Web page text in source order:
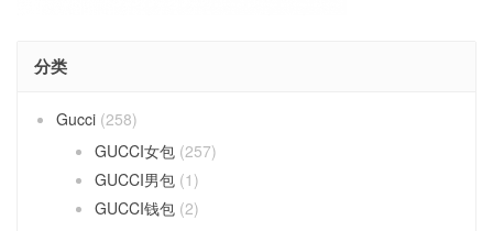
分类
Gucci (258)
GUCCI女包 (257)
GUCCI男包 (1)
GUCCI钱包 (2)